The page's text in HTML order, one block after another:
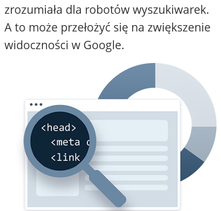
zrozumiała dla robotów wyszukiwarek.
A to może przełożyć się na zwiększenie
widoczności w Google.